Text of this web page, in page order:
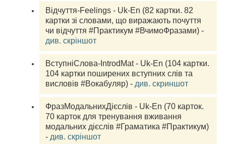
Відчуття-Feelings - Uk-En (82 картки. 82
картки зі словами, що виражають почуття
див. скріншот
ВступніСлова-IntrodMat - Uk-En (104 картки.
104 картки поширених вступних слів та
висловів #Вокабуляр) - див. скриншот
ФразМодальнихДієслів - Uk-En (70 карток.
70 карток для тренування вживання
модальних дієслів #Граматика #Практикум)
- див. скріншот